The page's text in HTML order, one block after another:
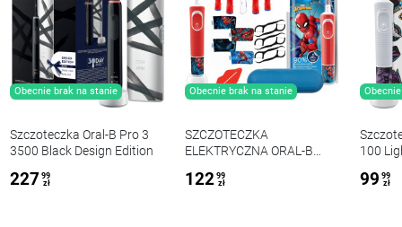
Obecnie brak na stanie
Szczoteczka Oral-B Pro 3
3500 Black Design Edition
227 99
zł
Obecnie brak na stanie
SZCZOTECZKA
ELEKTRYCZNA ORAL-B
Końcówki zam, osłonka,
122 99
zł
100
99 99
zł